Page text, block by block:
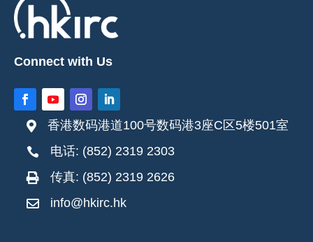
Connect with Us
 香港数码港道100号数码港3座C区5楼501室
 电话: (852) 2319 2303
 传真: (852) 2319 2626
 info@hkirc.hk